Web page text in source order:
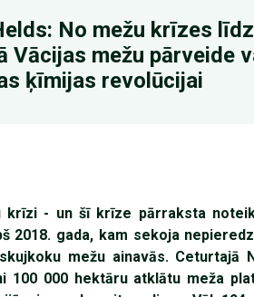
No mežu krīzes līdz
Vācijas mežu pārveide
ķīmijas revolūcijai
krīzi - un šī krīze pārraksta
2018. gada, kam sekoja
mežu ainavās. Ceturtajā
100 000 hektāru atklātu meža